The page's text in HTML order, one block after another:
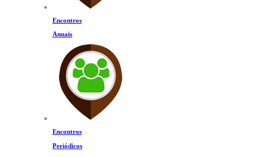
Encontros
Anuais
Encontros
Periódicos